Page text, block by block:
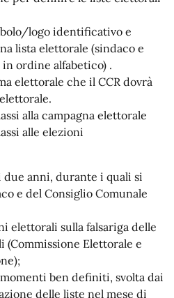
logo identificativo e
lista elettorale (sindaco e
ordine alfabetico) .
elettorale che il CCR dovrà
alla campagna elettorale
alle elezioni
anni, durante i quali si
e del Consiglio Comunale
elettorali sulla falsariga delle
Elettorale e
ben definiti, svolta dai
delle liste nel mese di